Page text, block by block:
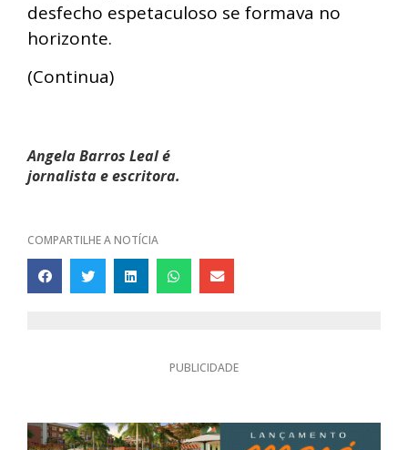
desfecho espetaculoso se formava no
horizonte.
(Continua)
Angela Barros Leal é
jornalista e escritora.
COMPARTILHE A NOTÍCIA
PUBLICIDADE